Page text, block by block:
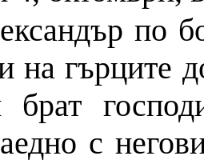
по
на гърците
брат
с